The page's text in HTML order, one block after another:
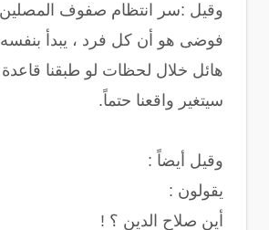
وقيل :ﺳﺮ ﺍﻧﺘﻈﺎﻡ ﺻﻔﻮﻑ
ﻓﻮﺿﻰ ﻫﻮ ﺃﻥ ﻛﻞ ﻓﺮﺩ ، ﻳﺒﺪﺃ ﺑﻨﻔﺴﻪ .
ﻫﺎﺋﻞ ﺧﻼﻝ ﻟﺤﻈﺎﺕ ﻟﻮ ﻃﺒﻘﻨﺎ ﻗﺎﻋﺪﺓ
ﺳﻴﺘﻐﻴﺮ ﻭﺍﻗﻌﻨﺎ ﺣﺘﻤﺎً.
وقيل أيضاً :
ﻳﻘﻮﻟﻮﻥ :
ﺃﻳﻦ ﺻﻼﺡ ﺍﻟﺪﻳﻦ ؟ !